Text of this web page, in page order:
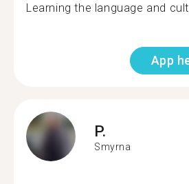
Learning the language and
App
P.
Smyrna